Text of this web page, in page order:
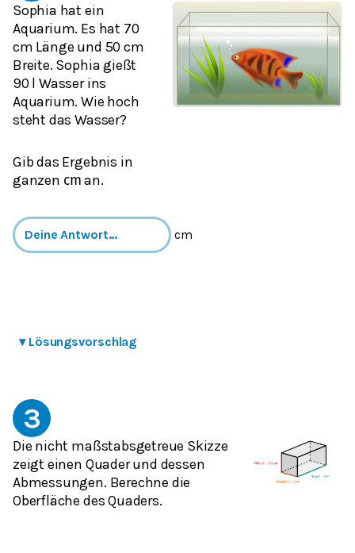
Sophia hat ein
Aquarium. Es hat 70
cm Länge und 50 cm
Breite. Sophia gießt
90 l Wasser ins
Aquarium. Wie hoch
steht das Wasser?
Gib das Ergebnis in
ganzen cm an.
cm
▾ Lösungsvorschlag
3
Die nicht maßstabsgetreue Skizze
zeigt einen Quader und dessen
Abmessungen. Berechne die
Oberfläche des Quaders.